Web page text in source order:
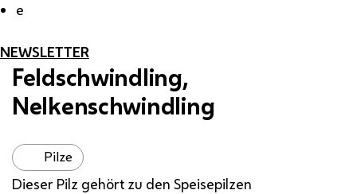
e
NEWSLETTER
Feldschwindling,
Nelkenschwindling
Pilze
Dieser Pilz gehört zu den Speisepilzen